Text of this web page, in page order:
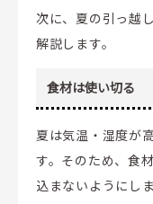
次に、夏の引っ越
解説します。
食材は使い切る
夏は気温・湿度が
す。そのため、食
込まないようにし